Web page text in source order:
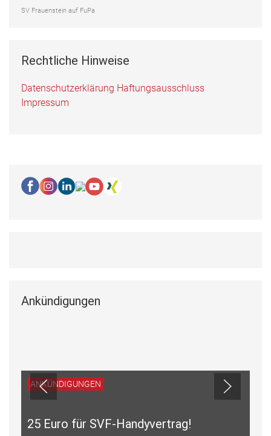
SV Frauenstein auf FuPa
Rechtliche Hinweise
Datenschutzerklärung Haftungsausschluss
Impressum
Ankündigungen
ANKÜNDIGUNGEN
25 Euro für SVF-Handyvertrag!